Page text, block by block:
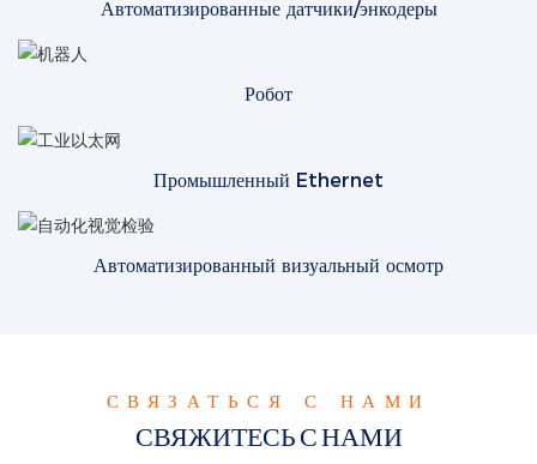
Автоматизированные датчики/энкодеры
Робот
Промышленный Ethernet
Автоматизированный визуальный осмотр
СВЯЗАТЬСЯ С НАМИ
СВЯЖИТЕСЬ С НАМИ